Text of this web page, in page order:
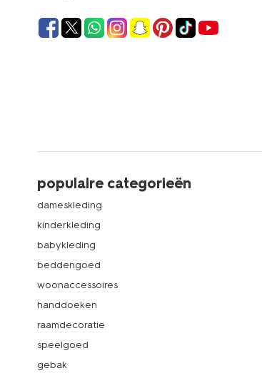
populaire categorieën
dameskleding
kinderkleding
babykleding
beddengoed
woonaccessoires
handdoeken
raamdecoratie
speelgoed
gebak